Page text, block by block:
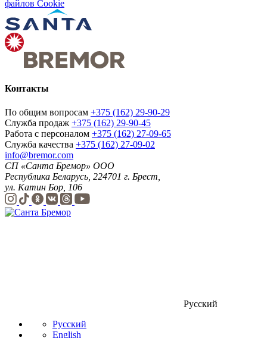
файлов Cookie
Контакты
По общим вопросам +375 (162) 29-90-29
Служба продаж +375 (162) 29-90-45
Работа с персоналом +375 (162) 27-09-65
Служба качества +375 (162) 27-09-02
info@bremor.com
СП «Санта Бремор» ООО
Республика Беларусь, 224701 г. Брест,
ул. Катин Бор, 106
Русский
Русский
English